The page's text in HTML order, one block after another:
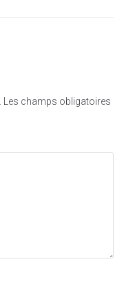
Les champs obligatoires